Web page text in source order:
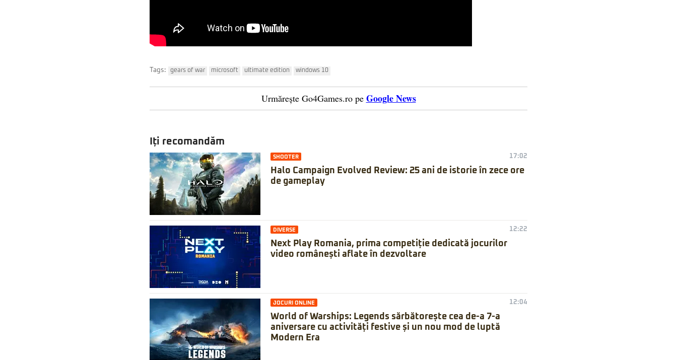
Tags: gears of war microsoft ultimate edition windows 10
Urmărește Go4Games.ro pe Google News
Iți recomandăm
SHOOTER 17:02
Halo Campaign Evolved Review: 25 ani de istorie în zece ore
de gameplay
DIVERSE 12:22
Next Play Romania, prima competiție dedicată jocurilor
video românești aflate în dezvoltare
JOCURI ONLINE 12:04
World of Warships: Legends sărbătorește cea de-a 7-a
aniversare cu activități festive și un nou mod de luptă
Modern Era